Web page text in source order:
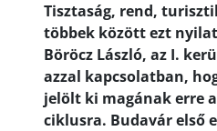
Tisztaság, rend,
többek között ezt
Böröcz László, az I.
azzal kapcsolatban,
jelölt ki magának erre
ciklusra. Budavár első